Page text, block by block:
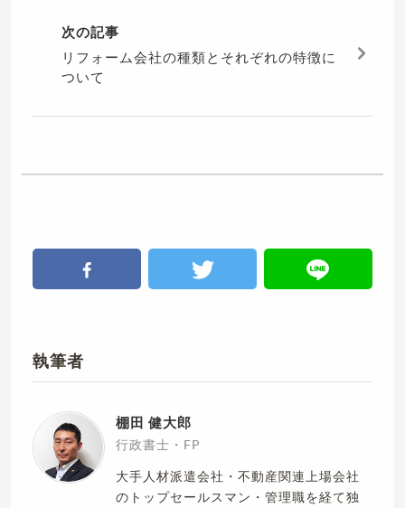
次の記事
リフォーム会社の種類とそれぞれの特徴に
ついて
執筆者
棚田 健大郎
行政書士・FP
大手人材派遣会社・不動産関連上場会社
のトップセールスマン・管理職を経て独